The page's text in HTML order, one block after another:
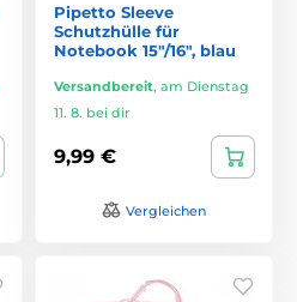
Pipetto Sleeve
Schutzhülle für
Notebook 15"/16", blau
Versandbereit, am Dienstag
11. 8. bei dir
9,99 €
Vergleichen